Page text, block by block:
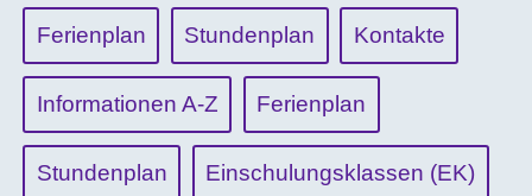
Ferienplan Stundenplan Kontakte
Informationen A-Z Ferienplan
Stundenplan Einschulungsklassen (EK)